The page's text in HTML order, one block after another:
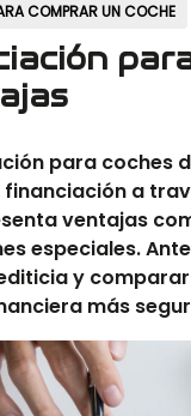
COMPRAR UN COCHE
para coches
a
ventajas
especiales.
y
más